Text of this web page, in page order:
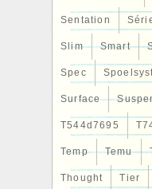
Sentation
Slim Smart
Spec
Surface
T544d7695
Temp Temu
Thought Tier